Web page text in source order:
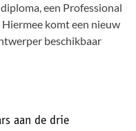
een Professional
komt een nieuw
beschikbaar
aan de drie